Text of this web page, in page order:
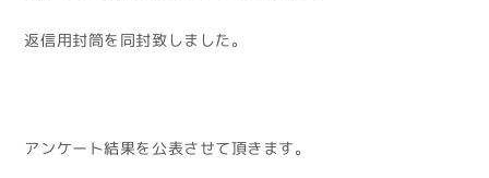
返信用封筒を同封致しました。
アンケート結果を公表させて頂きます。